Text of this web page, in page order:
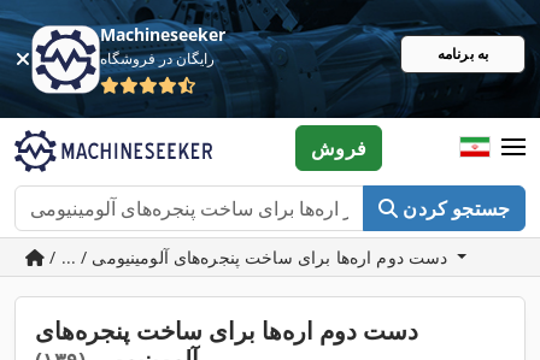
Machineseeker
رایگان در فروشگاه به برنامه
جستجو کردن
فروش
دست دوم اره‌ها برای ساخت پنجره‌های